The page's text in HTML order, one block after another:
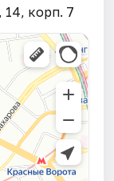
14, корп. 7